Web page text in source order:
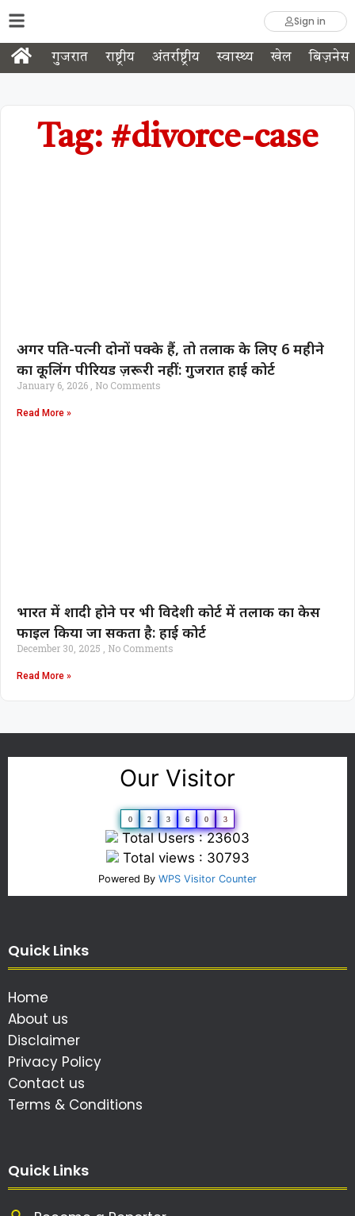
Sign in
गुजरात राष्ट्रीय अंतर्राष्ट्रीय स्वास्थ्य खेल बिज़नेस
Tag: #divorce-case
अगर पति-पत्नी दोनों पक्के हैं, तो तलाक के लिए 6 महीने
का कूलिंग पीरियड ज़रूरी नहीं: गुजरात हाई कोर्ट
January 6, 2026 No Comments
Read More »
भारत में शादी होने पर भी विदेशी कोर्ट में तलाक का केस
फाइल किया जा सकता है: हाई कोर्ट
December 30, 2025 No Comments
Read More »
Our Visitor
0 2 3 6 0 3
Total Users : 23603
Total views : 30793
Powered By WPS Visitor Counter
Quick Links
Home
About us
Disclaimer
Privacy Policy
Contact us
Terms & Conditions
Quick Links